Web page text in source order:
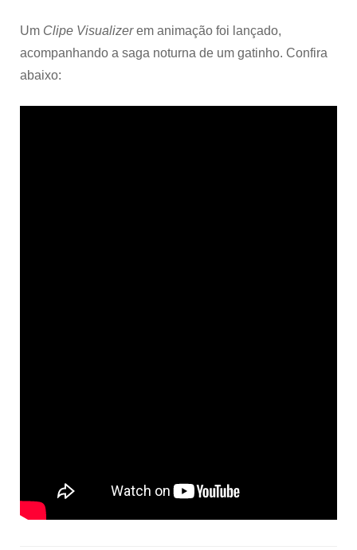
Um Clipe Visualizerem animação foi lançado,
acompanhando a saga noturna de um gatinho. Confira
abaixo: